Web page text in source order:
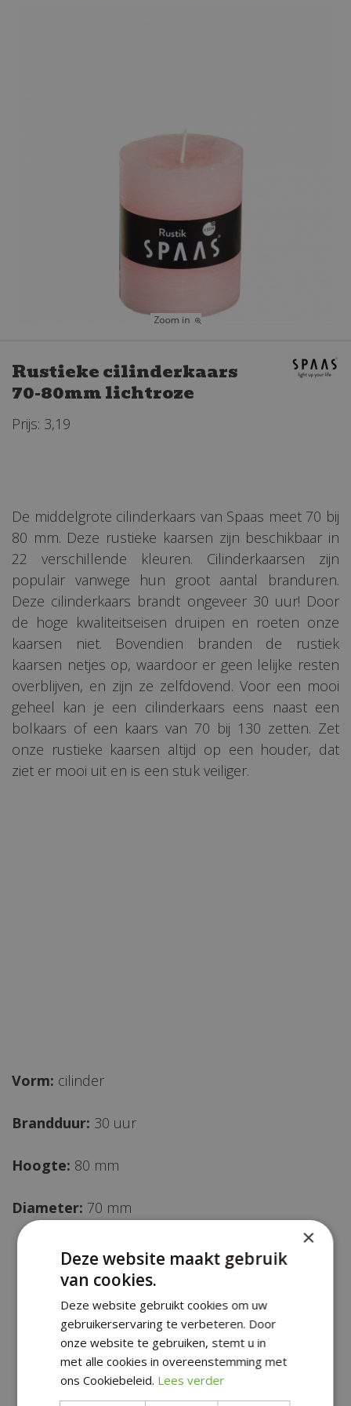
Rustieke cilinderkaars
70-80mm lichtroze
Prijs: 3,19
De middelgrote cilinderkaars van Spaas meet 70 bij
80 mm. Deze rustieke kaarsen zijn beschikbaar in
22 verschillende kleuren. Cilinderkaarsen zijn
populair vanwege hun groot aantal branduren.
Deze cilinderkaars brandt ongeveer 30 uur! Door
de hoge kwaliteitseisen druipen en roeten onze
kaarsen niet. Bovendien branden de rustiek
kaarsen netjes op, waardoor er geen lelijke resten
overblijven, en zijn ze zelfdovend. Voor een mooi
geheel kan je een cilinderkaars eens naast een
bolkaars of een kaars van 70 bij 130 zetten. Zet
onze rustieke kaarsen altijd op een houder, dat
ziet er mooi uit en is een stuk veiliger.
Vorm: cilinder
Brandduur: 30 uur
Hoogte: 80 mm
Diameter: 70 mm
×
Deze website maakt gebruik
van cookies.
Deze website gebruikt cookies om uw
gebruikerservaring te verbeteren. Door
onze website te gebruiken, stemt u in
met alle cookies in overeenstemming met
ons Cookiebeleid. Lees verder